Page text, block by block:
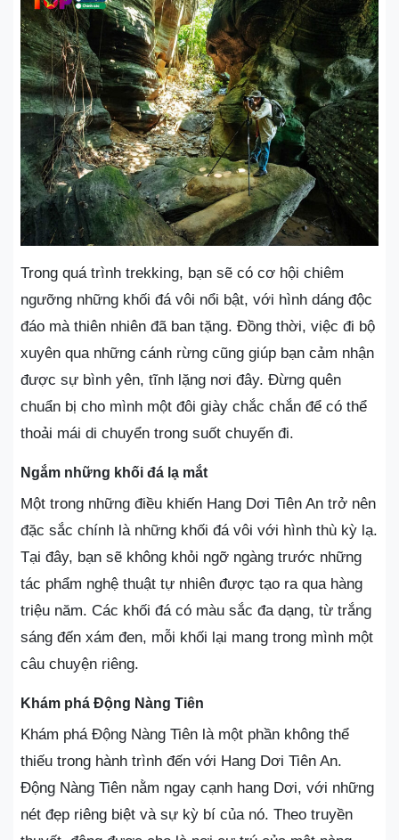
Trong quá trình trekking, bạn sẽ có cơ hội chiêm
ngưỡng những khối đá vôi nổi bật, với hình dáng độc
đáo mà thiên nhiên đã ban tặng. Đồng thời, việc đi bộ
xuyên qua những cánh rừng cũng giúp bạn cảm nhận
được sự bình yên, tĩnh lặng nơi đây. Đừng quên
chuẩn bị cho mình một đôi giày chắc chắn để có thể
thoải mái di chuyển trong suốt chuyến đi.
Ngắm những khối đá lạ mắt
Một trong những điều khiến Hang Dơi Tiên An trở nên
đặc sắc chính là những khối đá vôi với hình thù kỳ lạ.
Tại đây, bạn sẽ không khỏi ngỡ ngàng trước những
tác phẩm nghệ thuật tự nhiên được tạo ra qua hàng
triệu năm. Các khối đá có màu sắc đa dạng, từ trắng
sáng đến xám đen, mỗi khối lại mang trong mình một
câu chuyện riêng.
Khám phá Động Nàng Tiên
Khám phá Động Nàng Tiên là một phần không thể
thiếu trong hành trình đến với Hang Dơi Tiên An.
Động Nàng Tiên nằm ngay cạnh hang Dơi, với những
nét đẹp riêng biệt và sự kỳ bí của nó. Theo truyền